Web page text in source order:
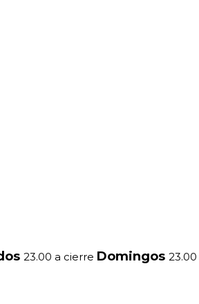
23.00 a cierre Domingos